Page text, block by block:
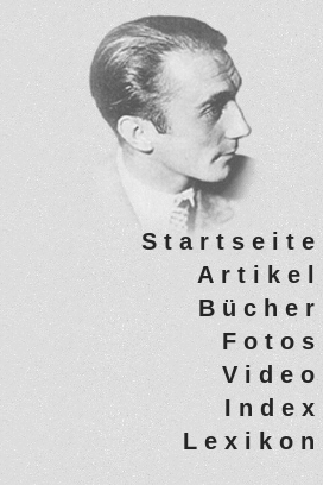
Startseite
Artikel
Bücher
Fotos
Video
Index
Lexikon